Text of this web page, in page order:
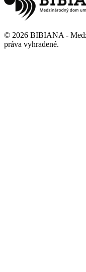
© 2026 BIBIANA -
práva vyhradené.